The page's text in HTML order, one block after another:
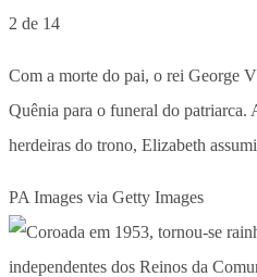
2 de 14
Com a morte do pai, o rei George
Quênia para o funeral do patriarca.
herdeiras do trono, Elizabeth
PA Images via Getty Images